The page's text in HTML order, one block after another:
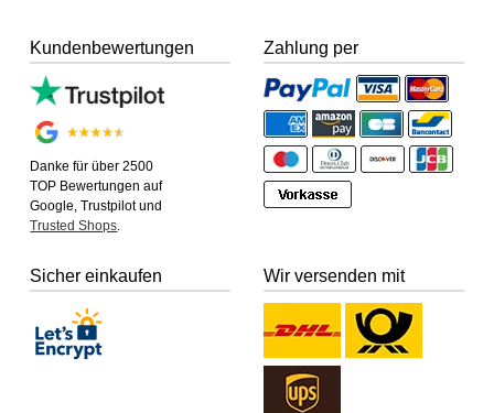
Kundenbewertungen
Danke für über 2500
TOP Bewertungen auf
Google, Trustpilot und
Trusted Shops.
Zahlung per
Sicher einkaufen Wir versenden mit